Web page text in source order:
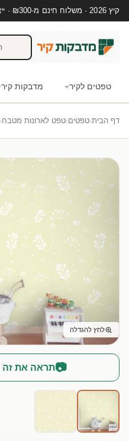
קיץ 2026 · משלוח חינם מ-₪300 · ייצור 48 שעות · 15,000+ לקוחות מרוצים
טפטים לקיר מדבקות קיר
דף הבית›טפטים›טפט לארונות מטבח›
לחץ להגדלה
📷תראה את זה